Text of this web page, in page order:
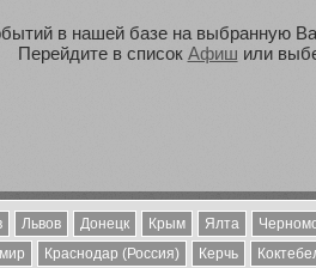
в нашей базе на выбранную
Перейдите в список Афиш или
Львов Донецк Крым Ялта
Краснодар (Россия) Керчь